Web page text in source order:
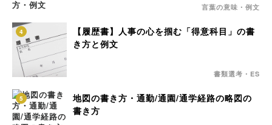
言葉の意味・例文
4
【履歴書】人事の心を掴む「得意科目」の書
き方と例文
書類選考・ES
5
地図の書き方・通勤/通園/通学経路の略図の
書き方